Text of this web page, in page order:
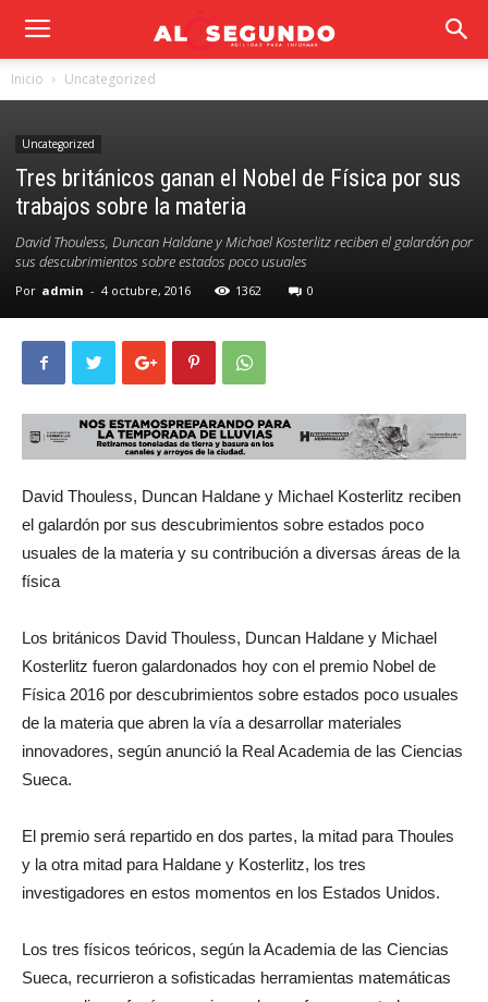
Inicio Uncategorized
Uncategorized
Tres británicos ganan el Nobel de Física por sus
trabajos sobre la materia
David Thouless, Duncan Haldane y Michael Kosterlitz reciben el galardón por
sus descubrimientos sobre estados poco usuales
Por admin - 4 octubre, 2016 1362 0
David Thouless, Duncan Haldane y Michael Kosterlitz reciben
el galardón por sus descubrimientos sobre estados poco
usuales de la materia y su contribución a diversas áreas de la
física
Los británicos David Thouless, Duncan Haldane y Michael
Kosterlitz fueron galardonados hoy con el premio Nobel de
Física 2016 por descubrimientos sobre estados poco usuales
de la materia que abren la vía a desarrollar materiales
innovadores, según anunció la Real Academia de las Ciencias
Sueca.
El premio será repartido en dos partes, la mitad para Thoules
y la otra mitad para Haldane y Kosterlitz, los tres
investigadores en estos momentos en los Estados Unidos.
Los tres físicos teóricos, según la Academia de las Ciencias
Sueca, recurrieron a sofisticadas herramientas matemáticas